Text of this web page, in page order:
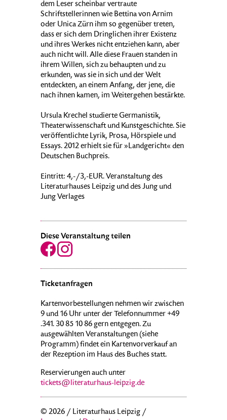
dem Leser scheinbar vertraute
Schriftstellerinnen wie Bettina von Arnim
oder Unica Zürn ihm so gegenüber treten,
dass er sich dem Dringlichen ihrer Existenz
und ihres Werkes nicht entziehen kann, aber
auch nicht will. Alle diese Frauen standen in
ihrem Willen, sich zu behaupten und zu
erkunden, was sie in sich und der Welt
entdeckten, an einem Anfang, der jene, die
nach ihnen kamen, im Weitergehen bestärkte.
Ursula Krechel studierte Germanistik,
Theaterwissenschaft und Kunstgeschichte. Sie
veröffentlichte Lyrik, Prosa, Hörspiele und
Essays. 2012 erhielt sie für »Landgericht« den
Deutschen Buchpreis.
Eintritt: 4,-/3,-EUR. Veranstaltung des
Literaturhauses Leipzig und des Jung und
Jung Verlages
Diese Veranstaltung teilen
Ticketanfragen
Kartenvorbestellungen nehmen wir zwischen
9 und 16 Uhr unter der Telefonnummer +49
.341. 30 85 10 86 gern entgegen. Zu
ausgewählten Veranstaltungen (siehe
Programm) findet ein Kartenvorverkauf an
der Rezeption im Haus des Buches statt.
Reservierungen auch unter
tickets@literaturhaus-leipzig.de
© 2026 / Literaturhaus Leipzig /